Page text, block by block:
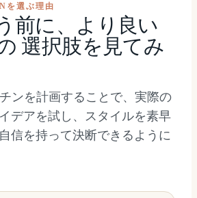
を選ぶ理由
前に、より良い
選択肢を見てみ
ンを計画することで、実際の
デアを試し、スタイルを素早
信を持って決断できるように